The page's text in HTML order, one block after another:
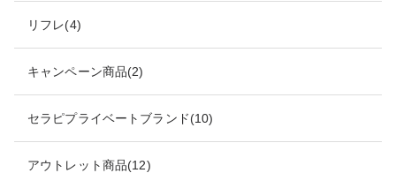
リフレ(4)
キャンペーン商品(2)
セラピプライベートブランド(10)
アウトレット商品(12)